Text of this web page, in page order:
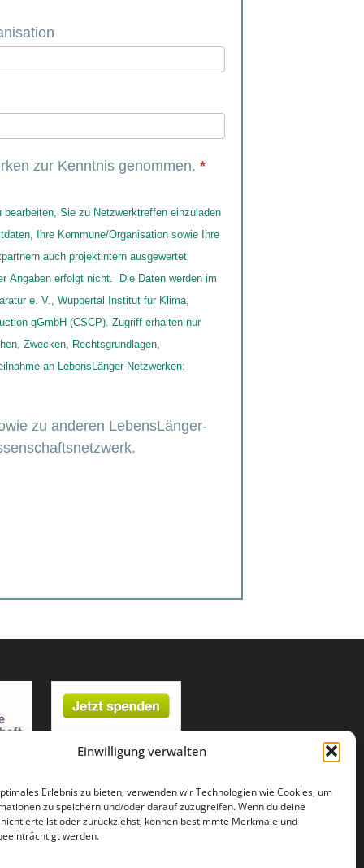
Einwilligung verwalten
Erlebnis zu bieten, verwenden wir Technologien wie Cookies, um
zu speichern und/oder darauf zuzugreifen. Wenn du deine
erteilst oder zurückziehst, können bestimmte Merkmale und
werden.
zur Kenntnis genommen.*
Ihre Kommune/Organisation sowie Ihre
auch projektintern ausgewertet
Angaben erfolgt nicht. Die Daten werden im
e. V., Wuppertal Institut für Klima,
gGmbH (CSCP). Zugriff erhalten nur
Zwecken, Rechtsgrundlagen,
an LebensLänger-Netzwerken:
zu anderen LebensLänger-